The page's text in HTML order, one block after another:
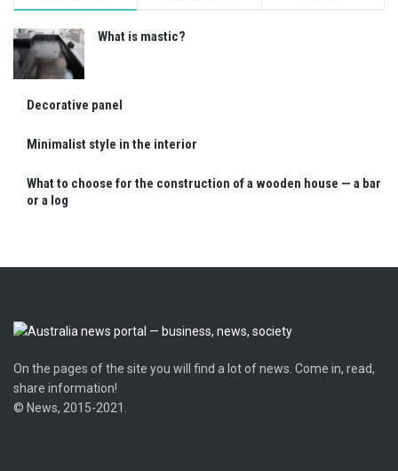
What is mastic?
Decorative panel
Minimalist style in the interior
What to choose for the construction of a wooden house — a bar
or a log
On the pages of the site you will find a lot of news. Come in, read,
share information!
© News, 2015-2021.